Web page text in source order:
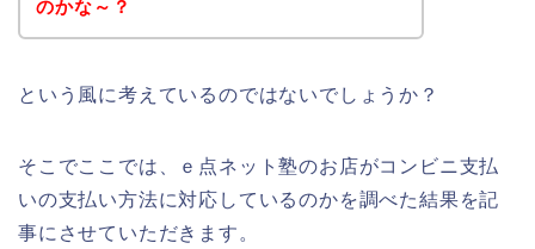
のかな～？
という風に考えているのではないでしょうか？
そこでここでは、ｅ点ネット塾のお店がコンビニ支払
いの支払い方法に対応しているのかを調べた結果を記
事にさせていただきます。